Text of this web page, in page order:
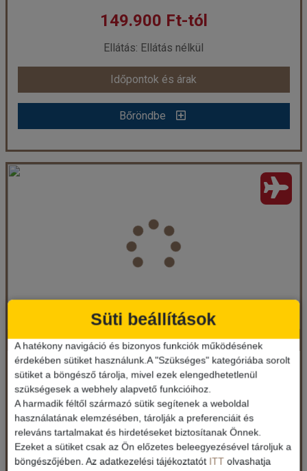
már 149.768 Ft-tól
Időpontok és árak
Bőröndbe
149.900 Ft-tól
Ellátás: Ellátás nélkül
Időpontok és árak
Bőröndbe
Drossos Stúdió, repülővel
Város: Laganas
Utazás módja:
Repülővel
Ellátás: Ellátás nélkül
Szálláskategória:
Apartmanház
Időpont: 2026-08-29 | 7 éj
már 149.900 Ft-tól
Időpontok és árak
Antonia Apartmanház, repülővel
Görögország / Zakynthos
149.900 Ft-tól
Ellátás: Ellátás nélkül
Időpontok és árak
Süti beállítások
A hatékony navigáció és bizonyos funkciók működésének
érdekében sütiket használunk.A "Szükséges" kategóriába sorolt
sütiket a böngésző tárolja, mivel ezek elengedhetetlenül
szükségesek a webhely alapvető funkcióihoz.
A harmadik féltől származó sütik segítenek a weboldal
használatának elemzésében, tárolják a preferenciáit és
releváns tartalmakat és hirdetéseket biztosítanak Önnek.
Ezeket a sütiket csak az Ön előzetes beleegyezésével tároljuk a
böngészőjében. Az adatkezelési tájékoztatót ITT olvashatja